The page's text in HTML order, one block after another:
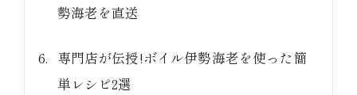
勢海老を直送
専門店が伝授!ボイル伊勢海老を使った簡
単レシピ2選